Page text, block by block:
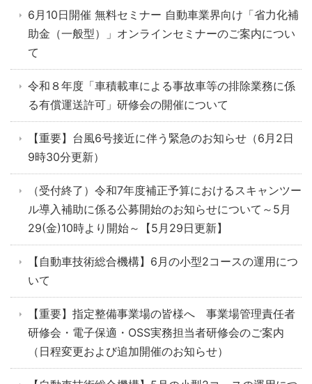
6月10日開催 無料セミナー 自動車業界向け「省力化補
助金（一般型）」オンラインセミナーのご案内につい
て
令和８年度「車積載車による事故車等の排除業務に係
る有償運送許可」研修会の開催について
【重要】台風6号接近に伴う緊急のお知らせ（6月2日
9時30分更新）
（受付終了）令和7年度補正予算におけるスキャンツー
ル導入補助に係る公募開始のお知らせについて～5月
29(金)10時より開始～【5月29日更新】
【自動車技術総合機構】6月の小型2コースの運用につ
いて
【重要】指定整備事業場の皆様へ 事業場管理責任者
研修会・電子保適・OSS実務担当者研修会のご案内
（日程変更および追加開催のお知らせ）